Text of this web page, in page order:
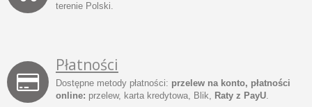
terenie Polski.
Płatności
Dostępne metody płatności: przelew na konto, płatności
online: przelew, karta kredytowa, Blik, Raty z PayU.